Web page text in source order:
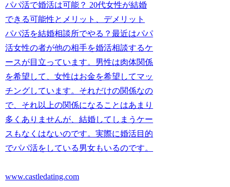
パパ活で婚活は可能？ 20代女性が結婚
できる可能性とメリット、デメリット
パパ活を結婚相談所でやる？最近はパパ
活女性の者が他の相手を婚活相談するケ
ースが目立っています。男性は肉体関係
を希望して、女性はお金を希望してマッ
チングしています。それだけの関係なの
で、それ以上の関係になることはあまり
多くありませんが、結婚してしまうケー
スもなくはないのです。実際に婚活目的
でパパ活をしている男女もいるのです。
www.castledating.com